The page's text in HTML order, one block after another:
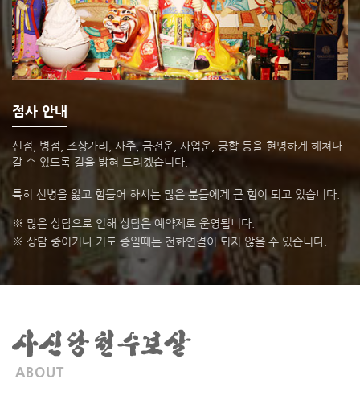
점사 안내
신점, 병점, 조상가리, 사주, 금전운, 사업운, 궁합 등을 현명하게 헤쳐나
갈 수 있도록 길을 밝혀 드리겠습니다.
특히 신병을 앓고 힘들어 하시는 많은 분들에게 큰 힘이 되고 있습니다.
※ 많은 상담으로 인해 상담은 예약제로 운영됩니다.
※ 상담 중이거나 기도 중일때는 전화연결이 되지 않을 수 있습니다.
ABOUT